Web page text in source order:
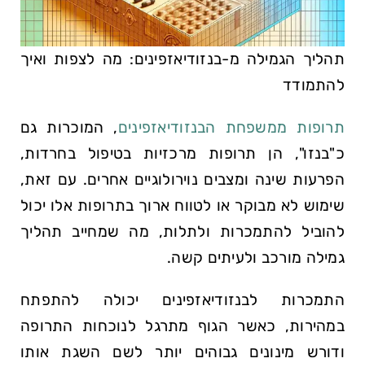
תהליך הגמילה מ-בנזודיאזפינים: מה לצפות ואיך
להתמודד
תרופות ממשפחת הבנזודיאזפינים, המוכרות גם
כ"בנזו", הן תרופות מרכזיות בטיפול בחרדות,
הפרעות שינה ומצבים נוירולוגיים אחרים. עם זאת,
שימוש לא מבוקר או לטווח ארוך בתרופות אלו יכול
להוביל להתמכרות ולתלות, מה שמחייב תהליך
גמילה מורכב ולעיתים קשה.
התמכרות לבנזודיאזפינים יכולה להתפתח
במהירות, כאשר הגוף מתרגל לנוכחות התרופה
ודורש מינונים גבוהים יותר לשם השגת אותו